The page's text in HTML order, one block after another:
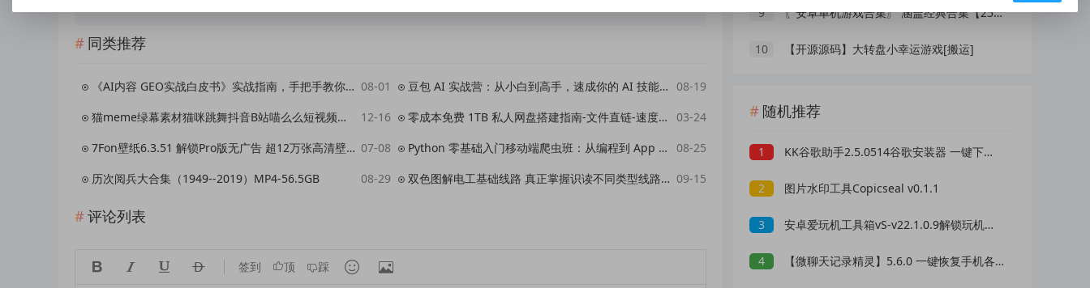
同类推荐
《AI内容 GEO实战白皮书》实战指南，手把手教你用AI内容+GEO抢占大模型流量红利 08-01 豆包 AI 实战营：从小白到高手，速成你的 AI 技能（2.41GB-MP4) 08-19
猫meme绿幕素材猫咪跳舞抖音B站喵么么短视频制作剪辑场景背景图
12-16 零成本免费 1TB 私人网盘搭建指南-文件直链-速度贼快！拿去玩吧
03-24
7Fon壁纸6.3.51 解锁Pro版无广告 超12万张高清壁纸 7Fon壁纸6.3.51 解锁Pro版无广告 超12万张高清壁纸 07-08 Python 零基础入门移动端爬虫班：从编程到 App 逆向，系统掌握数据采集核心技术！
08-25
历次阅兵大合集（1949--2019）MP4-56.5GB
08-29 双色图解电工基础线路 真正掌握识读不同类型线路图的方法和技巧 09-15
评论列表
    签到 顶 踩  
9 〖安卓单机游戏合集〗 涵盖经典合集【256G】
10 【开源源码】大转盘小幸运游戏[搬运]
随机推荐
1 KK谷歌助手2.5.0514谷歌安装器 一键下载安装
2 图片水印工具Copicseal v0.1.1
3 安卓爱玩机工具箱vS-v22.1.0.9解锁玩机新姿势
4 【微聊天记录精灵】5.6.0 一键恢复手机各种数据